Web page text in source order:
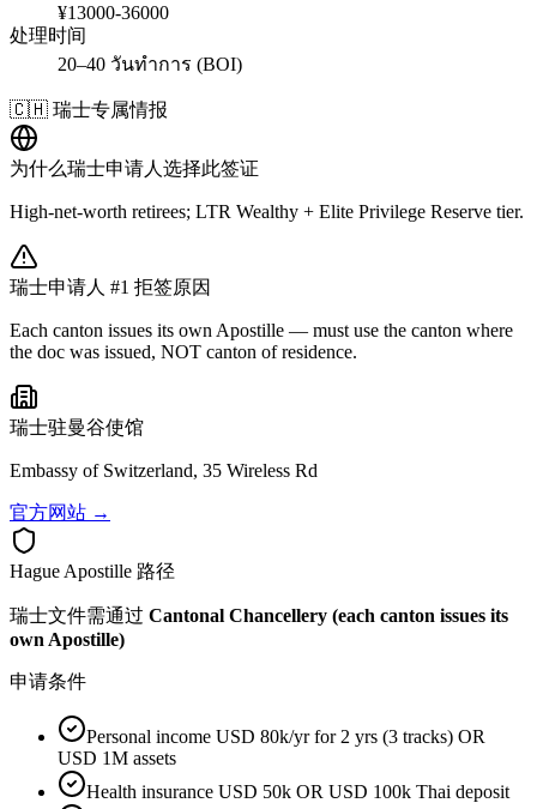
¥13000-36000
处理时间
20–40 วันทำการ (BOI)
🇨🇭 瑞士专属情报
为什么瑞士申请人选择此签证
High-net-worth retirees; LTR Wealthy + Elite Privilege Reserve tier.
瑞士申请人 #1 拒签原因
Each canton issues its own Apostille — must use the canton where
the doc was issued, NOT canton of residence.
瑞士驻曼谷使馆
Embassy of Switzerland, 35 Wireless Rd
官方网站 →
Hague Apostille 路径
瑞士文件需通过 Cantonal Chancellery (each canton issues its
own Apostille)
申请条件
Personal income USD 80k/yr for 2 yrs (3 tracks) OR
USD 1M assets
Health insurance USD 50k OR USD 100k Thai deposit